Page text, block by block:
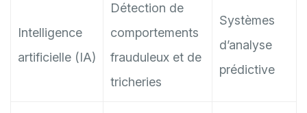
Intelligence
artificielle (IA)
Détection de
comportements
frauduleux et de
tricheries
Systèmes
d’analyse
prédictive